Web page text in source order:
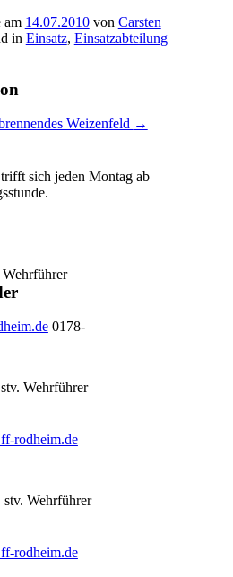
am 14.07.2010von Carsten
in Einsatz, Einsatzabteilung
Weizenfeld →
sich jeden Montag ab
0178-
rodheim.de
rodheim.de